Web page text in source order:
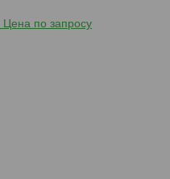
Цена по запросу